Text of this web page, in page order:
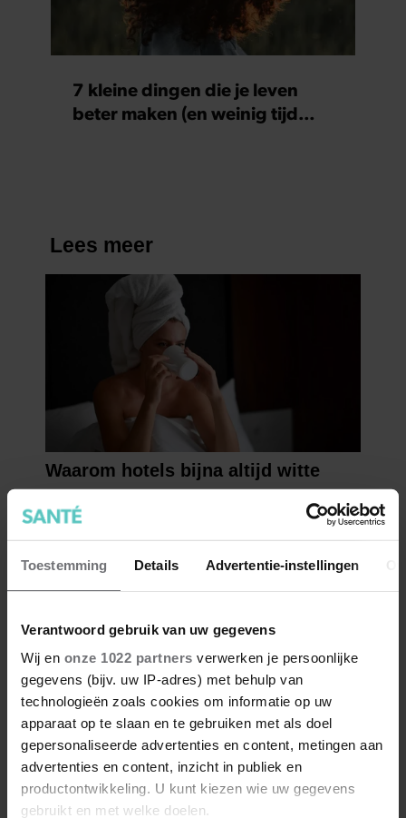
Toestemming Details Advertentie-instellingen
Verantwoord gebruik van uw gegevens
Wij en onze 1022 partners verwerken je persoonlijke
gegevens (bijv. uw IP-adres) met behulp van
technologieën zoals cookies om informatie op uw
apparaat op te slaan en te gebruiken met als doel
gepersonaliseerde advertenties en content, metingen aan
advertenties en content, inzicht in publiek en
productontwikkeling. U kunt kiezen wie uw gegevens
gebruikt en met welke doelen.
7 kleine dingen die je leven
beter maken (en weinig tijd